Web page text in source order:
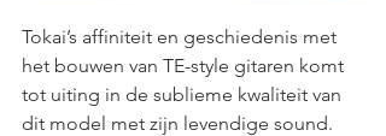
Tokai’s affiniteit en geschiedenis met
het bouwen van TE-style gitaren komt
tot uiting in de sublieme kwaliteit van
dit model met zijn levendige sound.